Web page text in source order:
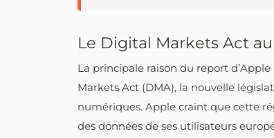
Le Digital Markets Act
La principale raison du report
Markets Act (DMA), la nouvelle
numériques. Apple craint que cette
des données de ses utilisateurs